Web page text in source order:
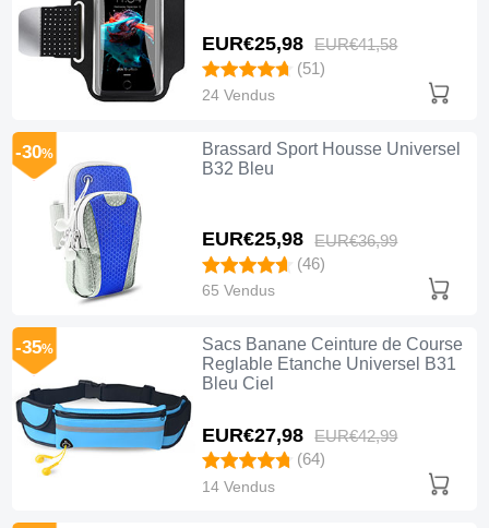
EUR€25,98 EUR€41,58
(51)
24 Vendus
Brassard Sport Housse Universel
B32 Bleu
EUR€25,98 EUR€36,99
-30%
(46)
65 Vendus
Sacs Banane Ceinture de Course
Reglable Etanche Universel B31
Bleu Ciel
EUR€27,98 EUR€42,99
-35%
(64)
14 Vendus